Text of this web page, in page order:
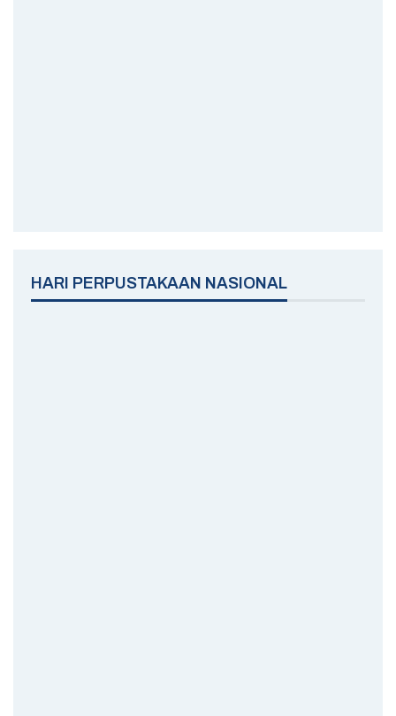
HARI PERPUSTAKAAN NASIONAL